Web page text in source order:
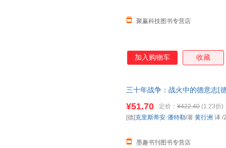
聚赢科技图书专营店
加入购物车 收藏
三十年战争：战火中的德意志[
电子发票！
¥51.70 定价： ¥422.40 (1.23折)
墨趣书刊图书专营店
[德]克里斯蒂安·潘特勒/著 黄行洲 译 /